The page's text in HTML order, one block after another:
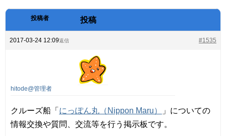
投稿者 投稿
2017-03-24 12:09 #1535
返信
hitode@管理者
クルーズ船「 にっぽん丸（Nippon Maru）
」についての
情報交換や質問、交流等を行う掲示板です。